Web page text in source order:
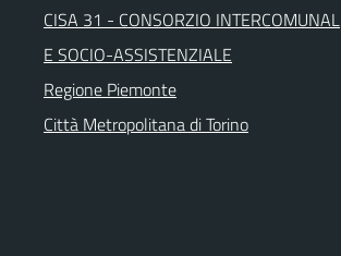
CISA 31 - CONSORZIO INTERCOMUNAL
E SOCIO-ASSISTENZIALE
Regione Piemonte
Città Metropolitana di Torino